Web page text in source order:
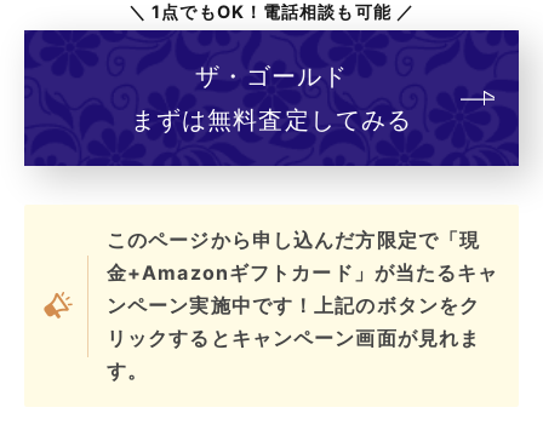
＼ 1点でもOK！電話相談も可能 ／
ザ・ゴールド
まずは無料査定してみる
このページから申し込んだ方限定で「現
金+Amazonギフトカード」が当たるキャ
ンペーン実施中です！上記のボタンをク
リックするとキャンペーン画面が見れま
す。